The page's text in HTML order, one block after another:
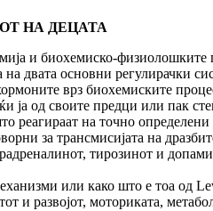
НА ДЕЦАТА
и биохемиско-физиолошките
двата основни регулирачки
врз биохемиските
ја од своите предци или пак
на точно определени
за трансмисијата на
тирозинот и
или како што е тоа од
и развојот, моториката,